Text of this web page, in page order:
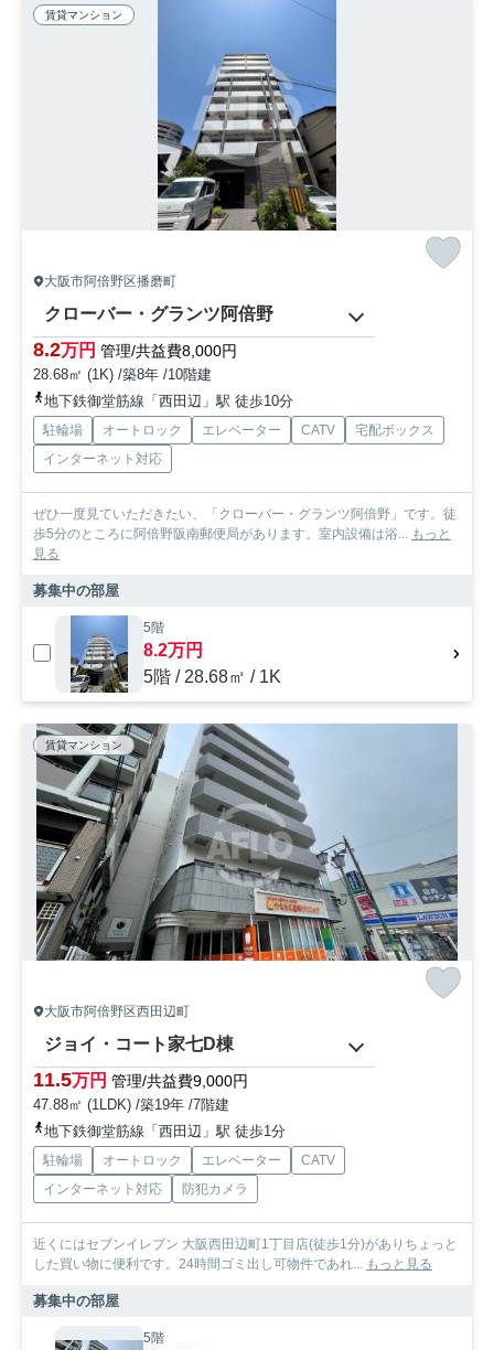
賃貸マンション
大阪市阿倍野区播磨町
クローバー・グランツ阿倍野
8.2万円 管理/共益費8,000円
28.68㎡ (1K) /築8年 /10階建
地下鉄御堂筋線「西田辺」駅 徒歩10分
駐輪場 オートロック エレベーター CATV
宅配ボックス
インターネット対応
ぜひ一度見ていただきたい、「クローバー・グランツ阿倍野」です。徒
歩5分のところに阿倍野阪南郵便局があります。室内設備は浴... もっと
見る
募集中の部屋
5階
8.2万円
5階 / 28.68㎡ / 1K
賃貸マンション
大阪市阿倍野区西田辺町
ジョイ・コート家七D棟
11.5万円 管理/共益費9,000円
47.88㎡ (1LDK) /築19年 /7階建
地下鉄御堂筋線「西田辺」駅 徒歩1分
駐輪場 オートロック エレベーター
CATV
インターネット対応
防犯カメラ
近くにはセブンイレブン 大阪西田辺町1丁目店(徒歩1分)がありちょっと
した買い物に便利です。24時間ゴミ出し可物件であれ... もっと見る
募集中の部屋
5階